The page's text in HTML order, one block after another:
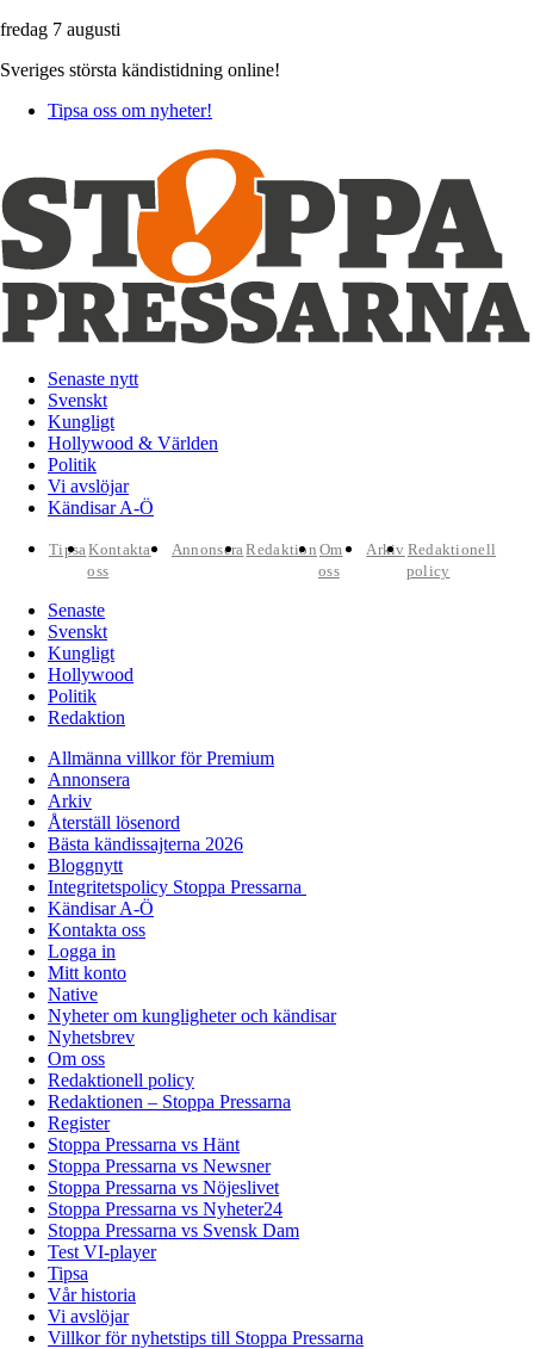
fredag 7 augusti
Sveriges största kändistidning online!
Tipsa oss om nyheter!
Senaste nytt
Svenskt
Kungligt
Hollywood & Världen
Politik
Vi avslöjar
Kändisar A-Ö
TipsaKontakta
oss
AnnonseraRedaktion Om
oss
Arkiv Redaktionell
policy
Senaste
Svenskt
Kungligt
Hollywood
Politik
Redaktion
Allmänna villkor för Premium
Annonsera
Arkiv
Återställ lösenord
Bästa kändissajterna 2026
Bloggnytt
Integritetspolicy Stoppa Pressarna
Kändisar A-Ö
Kontakta oss
Logga in
Mitt konto
Native
Nyheter om kungligheter och kändisar
Nyhetsbrev
Om oss
Redaktionell policy
Redaktionen – Stoppa Pressarna
Register
Stoppa Pressarna vs Hänt
Stoppa Pressarna vs Newsner
Stoppa Pressarna vs Nöjeslivet
Stoppa Pressarna vs Nyheter24
Stoppa Pressarna vs Svensk Dam
Test VI-player
Tipsa
Vår historia
Vi avslöjar
Villkor för nyhetstips till Stoppa Pressarna